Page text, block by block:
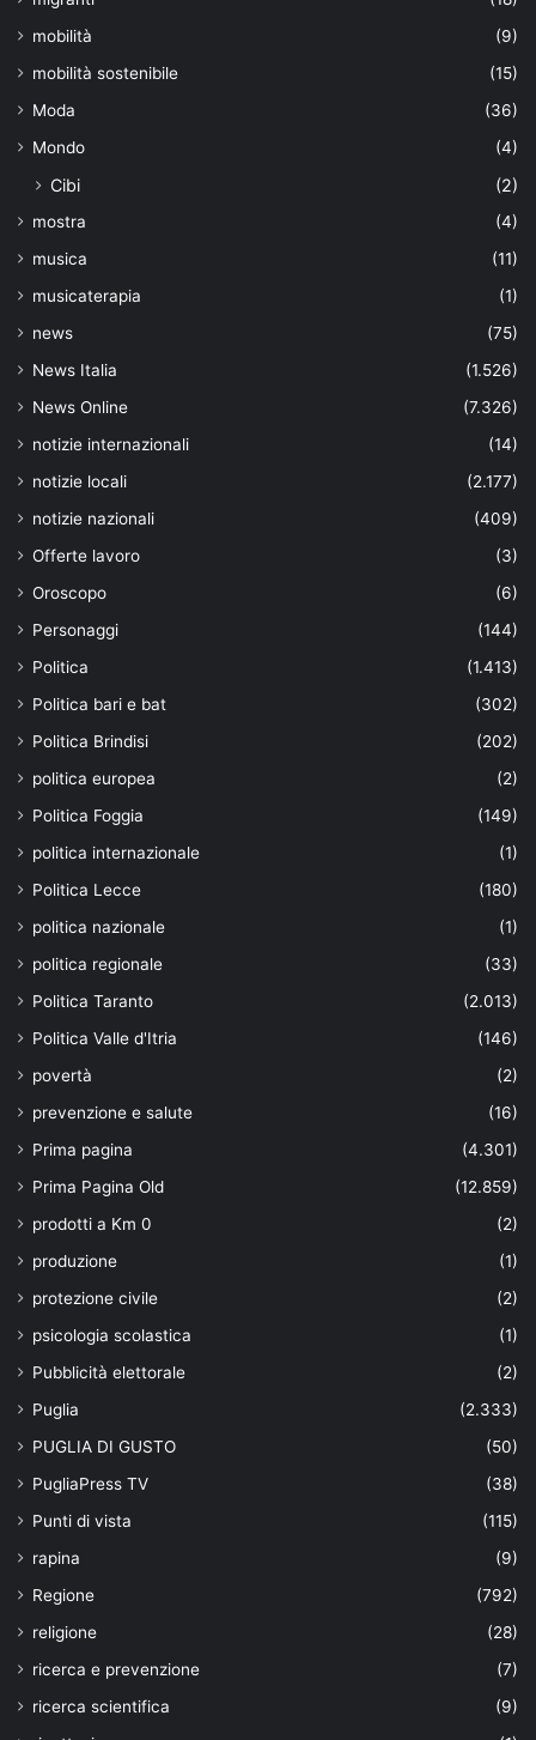
mobilità
(9)
mobilità sostenibile
(15)
Moda
(36)
Mondo
(4)
Cibi (2)
mostra
(4)
musica
(11)
musicaterapia
(1)
news
(75)
News Italia
(1.526)
News Online
(7.326)
notizie internazionali
(14)
notizie locali
(2.177)
notizie nazionali
(409)
Offerte lavoro
(3)
Oroscopo
(6)
Personaggi
(144)
Politica
(1.413)
Politica bari e bat
(302)
Politica Brindisi
(202)
politica europea
(2)
Politica Foggia
(149)
politica internazionale
(1)
Politica Lecce
(180)
politica nazionale
(1)
politica regionale
(33)
Politica Taranto
(2.013)
Politica Valle d'Itria
(146)
povertà
(2)
prevenzione e salute
(16)
Prima pagina
(4.301)
Prima Pagina Old
(12.859)
prodotti a Km 0
(2)
produzione
(1)
protezione civile
(2)
psicologia scolastica
(1)
Pubblicità elettorale
(2)
Puglia
(2.333)
PUGLIA DI GUSTO
(50)
PugliaPress TV
(38)
Punti di vista
(115)
rapina
(9)
Regione
(792)
religione
(28)
ricerca e prevenzione
(7)
ricerca scientifica
(9)